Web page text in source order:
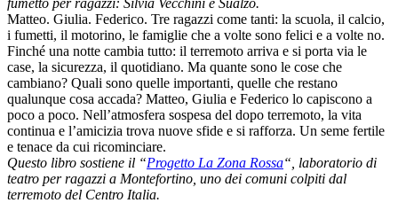
Matteo. Giulia. Federico. Tre ragazzi come tanti: la scuola, il calcio,
i fumetti, il motorino, le famiglie che a volte sono felici e a volte no.
Finché una notte cambia tutto: il terremoto arriva e si porta via le
case, la sicurezza, il quotidiano. Ma quante sono le cose che
cambiano? Quali sono quelle importanti, quelle che restano
qualunque cosa accada? Matteo, Giulia e Federico lo capiscono a
poco a poco. Nell’atmosfera sospesa del dopo terremoto, la vita
continua e l’amicizia trova nuove sfide e si rafforza. Un seme fertile
e tenace da cui ricominciare.
Questo libro sostiene il “Progetto La Zona Rossa“, laboratorio di
teatro per ragazzi a Montefortino, uno dei comuni colpiti dal
terremoto del Centro Italia.